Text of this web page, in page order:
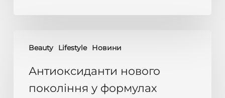
Beauty Lifestyle Новини
нового
покоління
Антиоксиданти нового
покоління у формулах